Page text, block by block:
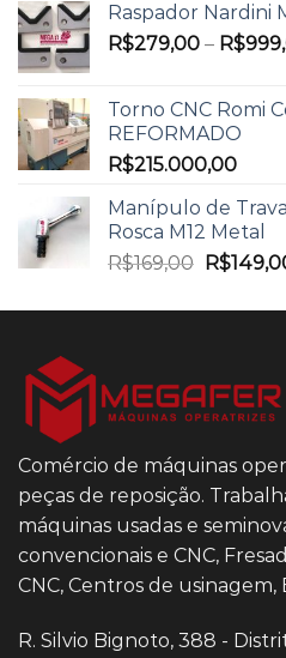
Raspador Nardini
R$279,00 – R$
Torno CNC Romi
REFORMADO
R$215.000,00
Manípulo de
Rosca M12 Metal
R$169,00 R$
Comércio de máquinas
peças de reposição.
máquinas usadas e
convencionais e CNC,
CNC, Centros de usinagem,
R. Silvio Bignoto, 388 -